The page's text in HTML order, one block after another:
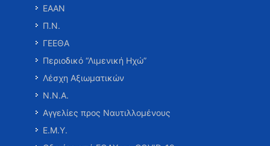
ΕΑΑΝ
Π.Ν.
ΓΕΕΘΑ
Περιοδικό “Λιμενική Ηχώ”
Λέσχη Αξιωματικών
Ν.Ν.Α.
Αγγελίες προς Ναυτιλλομένους
Ε.Μ.Υ.